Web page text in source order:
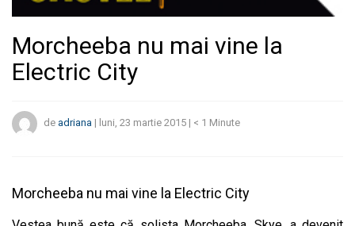
Morcheeba nu mai vine la
Electric City
de adriana | luni, 23 martie 2015 | < 1 Minute
Morcheeba nu mai vine la Electric City